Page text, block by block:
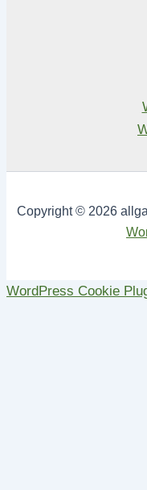
Copyright © 2026
WordPress Cookie